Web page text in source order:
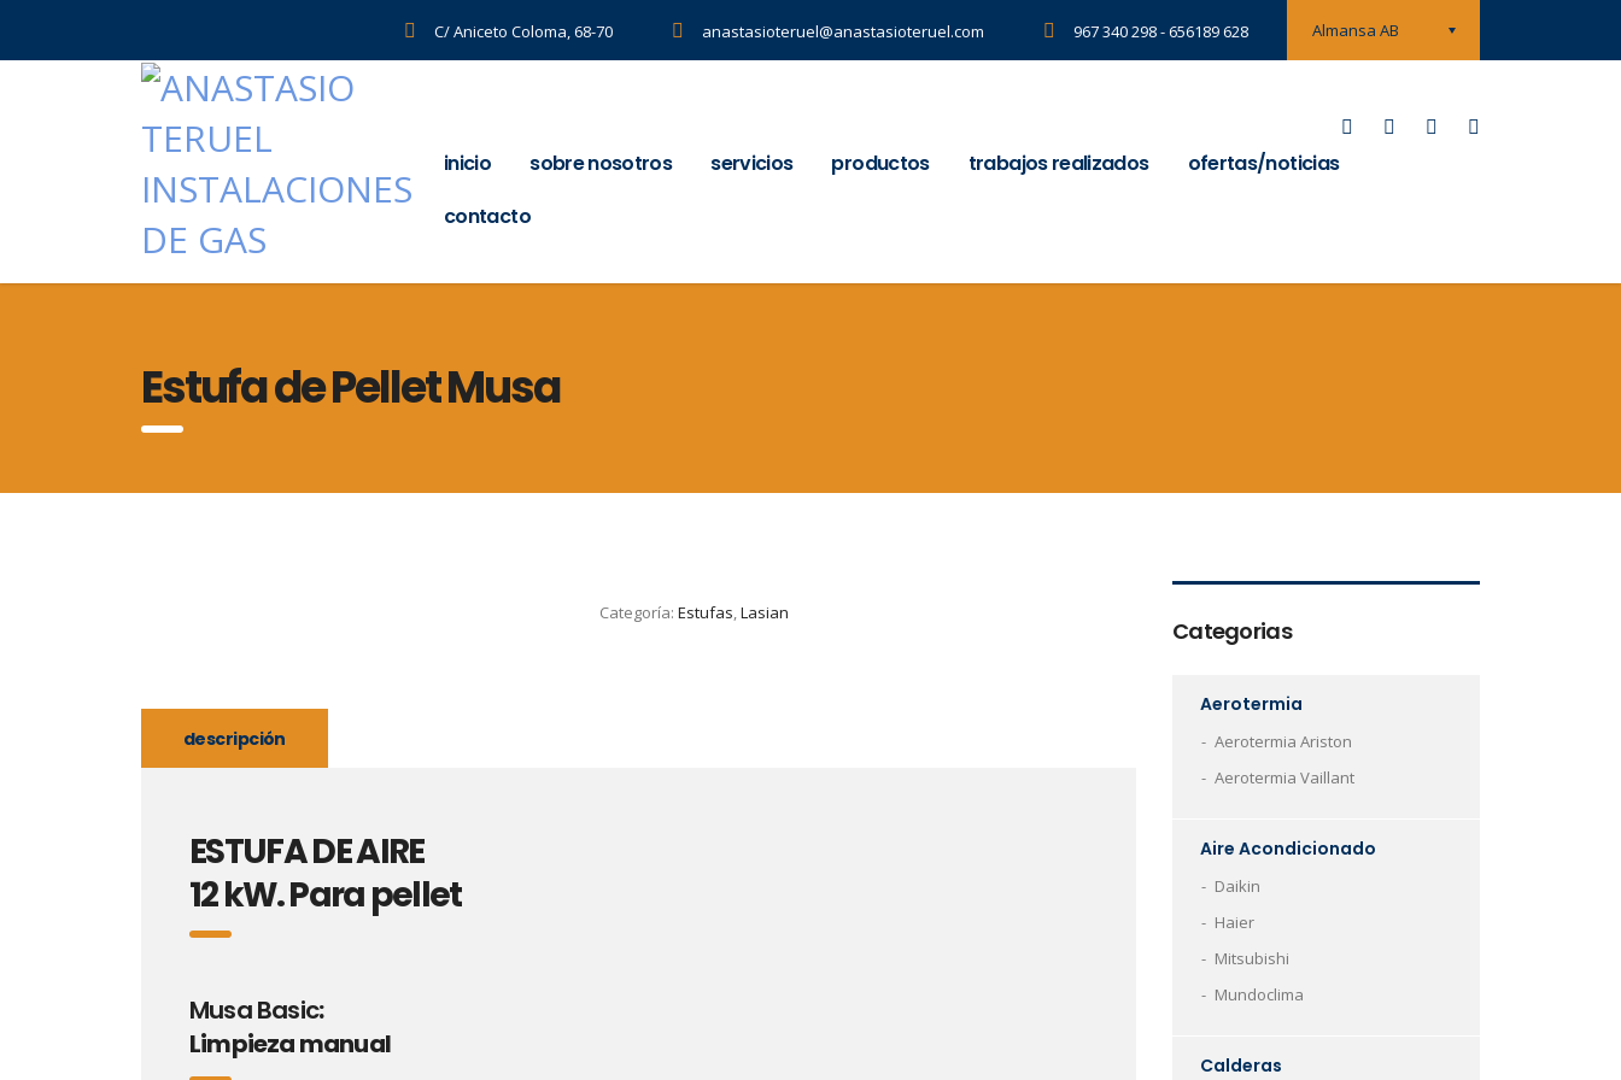
Almansa AB
C/ Aniceto Coloma, 68-70 anastasioteruel@anastasioteruel.com 967 340 298 - 656189 628
inicio sobre nosotros servicios productos trabajos realizados
ofertas/noticias
contacto
Estufa de Pellet Musa
Categoría: Estufas,Lasian
descripción
ESTUFA DE AIRE
12 kW. Para pellet
Musa Basic:
Limpieza manual
Categorias
Aerotermia
Aerotermia Ariston
Aerotermia Vaillant
Aire Acondicionado
Daikin
Haier
Mitsubishi
Mundoclima
Calderas